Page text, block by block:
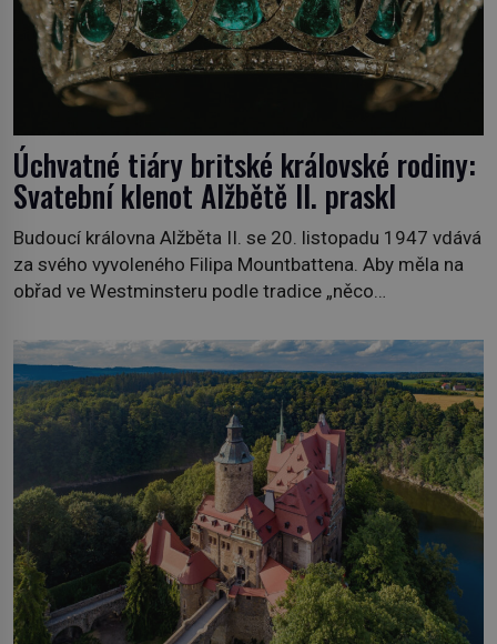
Úchvatné tiáry britské královské rodiny:
Svatební klenot Alžbětě II. praskl
Budoucí královna Alžběta II. se 20. listopadu 1947 vdává
za svého vyvoleného Filipa Mountbattena. Aby měla na
obřad ve Westminsteru podle tradice „něco
soukromé kolekce – diamantovou tiáru královny Marie.
„Je to ošklivá špičatá tiára,“ zhodnotil klenot britský
politik Sir Henry Channon (1897–1958), když si […]